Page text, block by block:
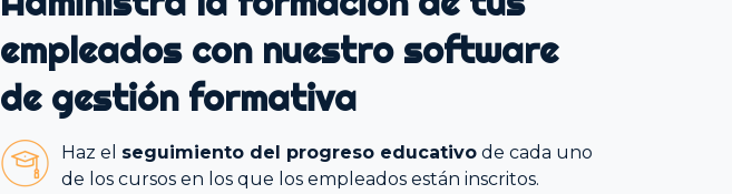
empleados con nuestro software
de gestión formativa
Haz el seguimiento del progreso educativo de cada uno
de los cursos en los que los empleados están inscritos.